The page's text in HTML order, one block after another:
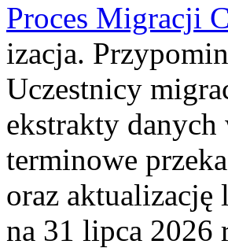
Proces Migracji
izacja.
Uczestnicy
ekstrakty
terminowe
oraz aktualizację
na 31 lipca 2026